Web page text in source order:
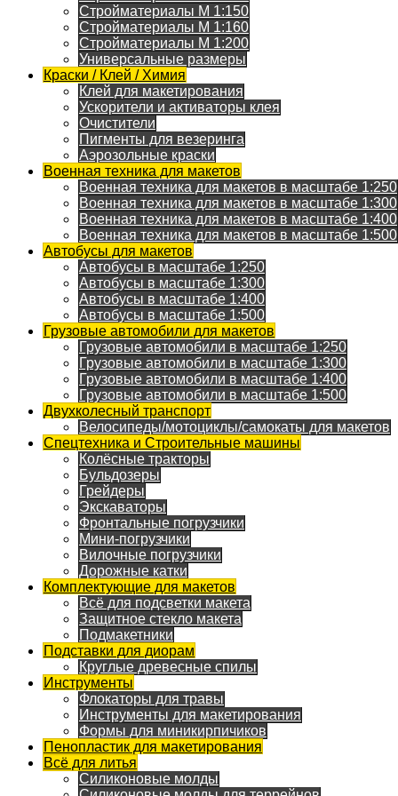
Стройматериалы M 1:150
Стройматериалы M 1:160
Стройматериалы M 1:200
Универсальные размеры
Краски / Клей / Химия
Клей для макетирования
Ускорители и активаторы клея
Очистители
Пигменты для везеринга
Аэрозольные краски
Военная техника для макетов
Военная техника для макетов в масштабе 1:250
Военная техника для макетов в масштабе 1:300
Военная техника для макетов в масштабе 1:400
Военная техника для макетов в масштабе 1:500
Автобусы для макетов
Автобусы в масштабе 1:250
Автобусы в масштабе 1:300
Автобусы в масштабе 1:400
Автобусы в масштабе 1:500
Грузовые автомобили для макетов
Грузовые автомобили в масштабе 1:250
Грузовые автомобили в масштабе 1:300
Грузовые автомобили в масштабе 1:400
Грузовые автомобили в масштабе 1:500
Двухколесный транспорт
Велосипеды/мотоциклы/самокаты для макетов
Спецтехника и Строительные машины
Колёсные тракторы
Бульдозеры
Грейдеры
Экскаваторы
Фронтальные погрузчики
Мини-погрузчики
Вилочные погрузчики
Дорожные катки
Комплектующие для макетов
Всё для подсветки макета
Защитное стекло макета
Подмакетники
Подставки для диорам
Круглые древесные спилы
Инструменты
Флокаторы для травы
Инструменты для макетирования
Формы для миникирпичиков
Пенопластик для макетирования
Всё для литья
Силиконовые молды